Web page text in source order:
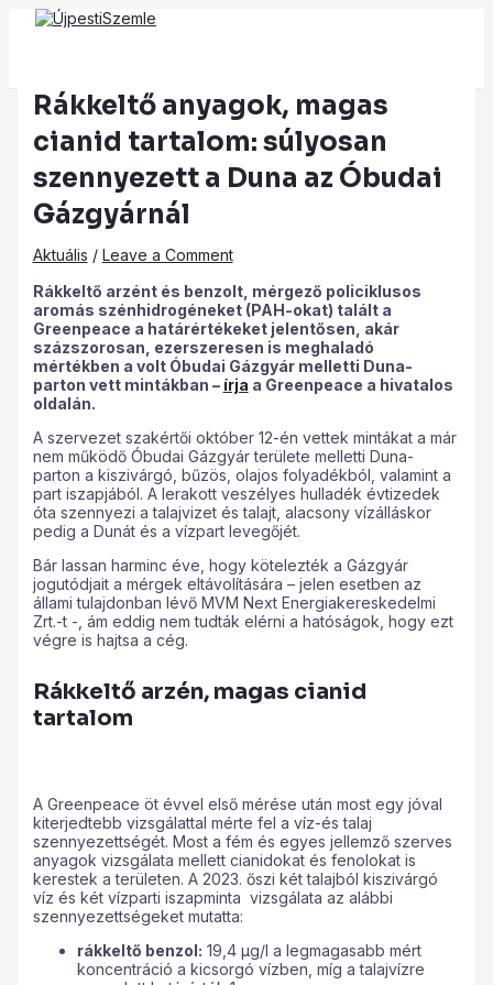
Skip
Main
Menu
Rákkeltő anyagok, magas
cianid tartalom: súlyosan
szennyezett a Duna az Óbudai
Gázgyárnál
Aktuális / Leave a Comment
Rákkeltő arzént és benzolt, mérgező policiklusos
aromás szénhidrogéneket (PAH-okat) talált a
Greenpeace a határértékeket jelentősen, akár
százszorosan, ezerszeresen is meghaladó
mértékben a volt Óbudai Gázgyár melletti Duna-
parton vett mintákban – írja a Greenpeace a hivatalos
oldalán.
A szervezet szakértői október 12-én vettek mintákat a már
nem működő Óbudai Gázgyár területe melletti Duna-
parton a kiszivárgó, bűzös, olajos folyadékból, valamint a
part iszapjából. A lerakott veszélyes hulladék évtizedek
óta szennyezi a talajvizet és talajt, alacsony vízálláskor
pedig a Dunát és a vízpart levegőjét.
Bár lassan harminc éve, hogy kötelezték a Gázgyár
jogutódjait a mérgek eltávolítására – jelen esetben az
állami tulajdonban lévő MVM Next Energiakereskedelmi
Zrt.-t -, ám eddig nem tudták elérni a hatóságok, hogy ezt
végre is hajtsa a cég.
Rákkeltő arzén, magas cianid
tartalom
A Greenpeace öt évvel első mérése után most egy jóval
kiterjedtebb vizsgálattal mérte fel a víz-és talaj
szennyezettségét. Most a fém és egyes jellemző szerves
anyagok vizsgálata mellett cianidokat és fenolokat is
kerestek a területen. A 2023. őszi két talajból kiszivárgó
víz és két vízparti iszapminta vizsgálata az alábbi
szennyezettségeket mutatta:
rákkeltő benzol: 19,4 µg/l a legmagasabb mért
koncentráció a kicsorgó vízben, míg a talajvízre
Post
navigation
Type
here..
Name*
Email*
Website